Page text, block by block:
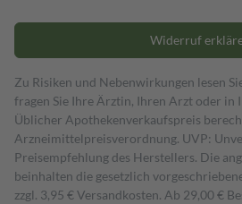
Widerruf
Zu Risiken und Nebenwirkungen lesen
fragen Sie Ihre Ärztin, Ihren Arzt oder in
Üblicher Apothekenverkaufspreis
Arzneimittelpreisverordnung. UVP:
Preisempfehlung des Herstellers. Die
beinhalten die gesetzlich
zzgl. 3,95 € Versandkosten. Ab 29,00 €